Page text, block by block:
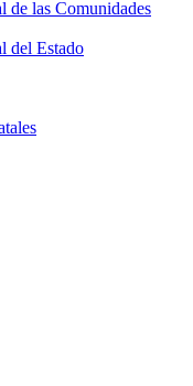
de las Comunidades
del Estado